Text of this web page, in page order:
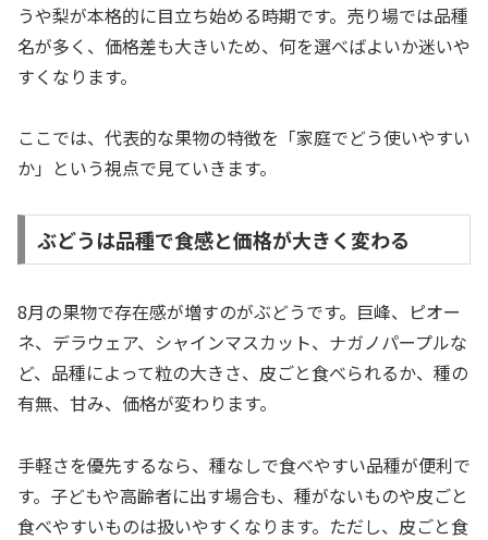
うや梨が本格的に目立ち始める時期です。売り場では品種
名が多く、価格差も大きいため、何を選べばよいか迷いや
すくなります。
ここでは、代表的な果物の特徴を「家庭でどう使いやすい
か」という視点で見ていきます。
ぶどうは品種で食感と価格が大きく変わる
8月の果物で存在感が増すのがぶどうです。巨峰、ピオー
ネ、デラウェア、シャインマスカット、ナガノパープルな
ど、品種によって粒の大きさ、皮ごと食べられるか、種の
有無、甘み、価格が変わります。
手軽さを優先するなら、種なしで食べやすい品種が便利で
す。子どもや高齢者に出す場合も、種がないものや皮ごと
食べやすいものは扱いやすくなります。ただし、皮ごと食